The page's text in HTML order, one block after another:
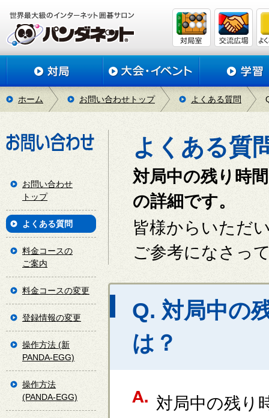
ホーム お問い合わせトップ よくある質問
よくある質
対局中の残り時
の詳細です。
皆様からいただ
ご参考になさっ
Q. 対局中の
は？
対局中の残り
お問い合わせ
トップ
よくある質問
料金コースの
ご案内
料金コースの変更
登録情報の変更
操作方法 (新
PANDA-EGG)
操作方法
(PANDA-EGG)